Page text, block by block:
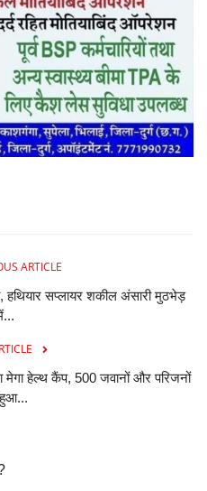
ARTICLE
हथियार सप्लायर शकील अंसारी मुठभेड़
मेगा हेल्थ कैंप, 500 जवानों और परिजनों